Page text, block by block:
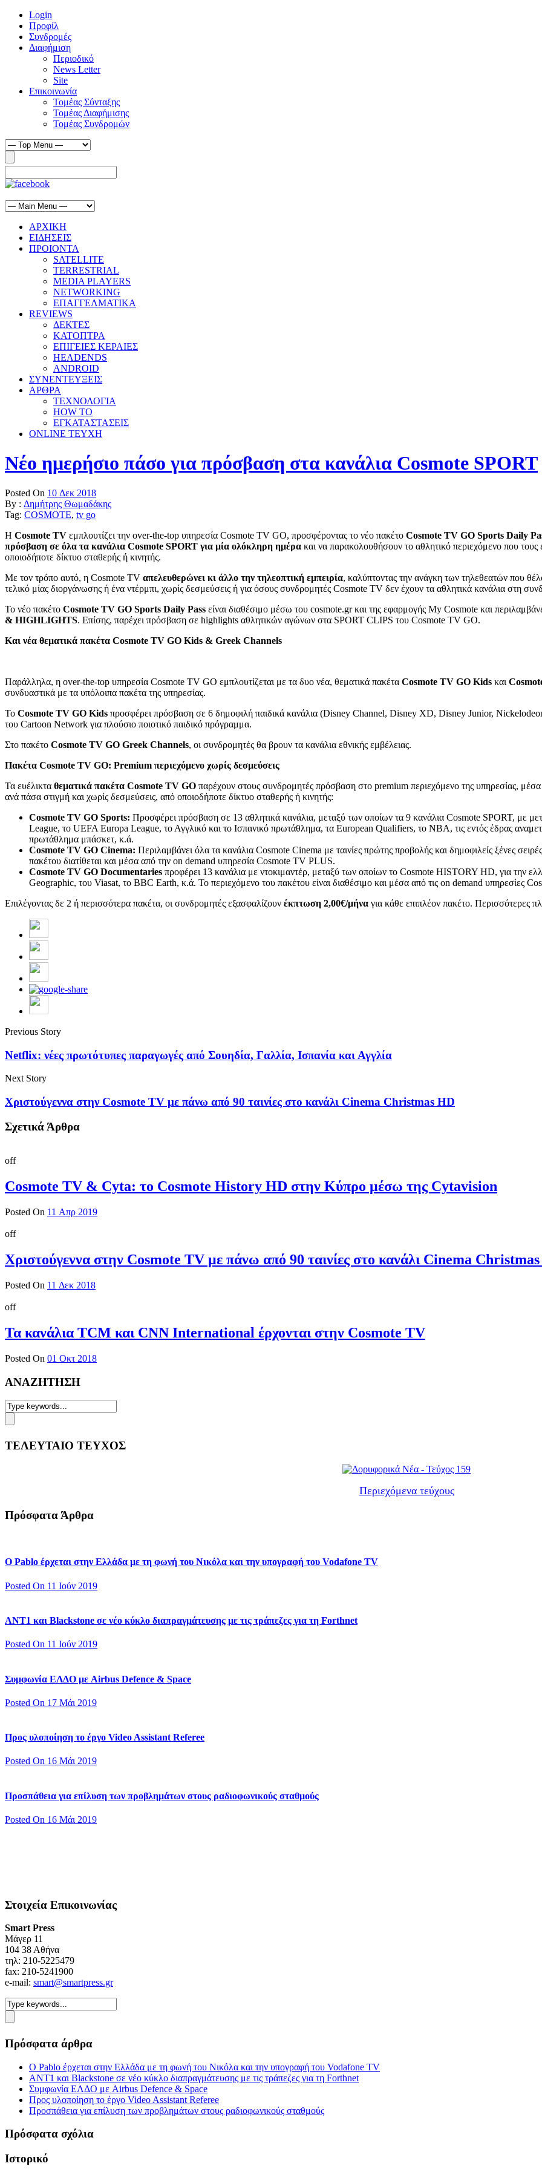
Login
Προφίλ
Συνδρομές
Διαφήμιση
Περιοδικό
News Letter
Site
Επικοινωνία
Τομέας Σύνταξης
Τομέας Διαφήμισης
Τομέας Συνδρομών
ΑΡΧΙΚΗ
ΕΙΔΗΣΕΙΣ
ΠΡΟΙΟΝΤΑ
SATELLITE
TERRESTRIAL
MEDIA PLAYERS
NETWORKING
ΕΠΑΓΓΕΛΜΑΤΙΚΑ
REVIEWS
ΔΕΚΤΕΣ
ΚΑΤΟΠΤΡΑ
ΕΠΙΓΕΙΕΣ ΚΕΡΑΙΕΣ
HEADENDS
ANDROID
ΣΥΝΕΝΤΕΥΞΕΙΣ
ΑΡΘΡΑ
ΤΕΧΝΟΛΟΓΙΑ
HOW TO
ΕΓΚΑΤΑΣΤΑΣΕΙΣ
ONLINE TEYXH
Νέο ημερήσιο πάσο για πρόσβαση στα κανάλια Cosmote SPORT
Posted On 10 Δεκ 2018
By : Δημήτρης Θωμαδάκης
Tag: COSMOTE, tv go
Η Cosmote TV εμπλουτίζει την over-the-top υπηρεσία Cosmote TV GO, προσφέροντας το νέο πακέτο Cosmote TV GO Sports Daily
πρόσβαση σε όλα τα κανάλια Cosmote SPORT για μία ολόκληρη ημέρα και να παρακολουθήσουν το αθλητικό περιεχόμενο που
οποιοδήποτε δίκτυο σταθερής ή κινητής.
Με τον τρόπο αυτό, η Cosmote TV απελευθερώνει κι άλλο την τηλεοπτική εμπειρία, καλύπτοντας την ανάγκη των τηλεθεατών που
τελικό μίας διοργάνωσης ή ένα ντέρμπι, χωρίς δεσμεύσεις ή για όσους συνδρομητές Cosmote TV δεν έχουν τα αθλητικά κανάλια στη
Το νέο πακέτο Cosmote TV GO Sports Daily Pass είναι διαθέσιμο μέσω του cosmote.gr και της εφαρμογής My Cosmote και
& HIGHLIGHTS. Επίσης, παρέχει πρόσβαση σε highlights αθλητικών αγώνων στα SPORT CLIPS του Cosmote TV GO.
Και νέα θεματικά πακέτα Cosmote TV GO Kids & Greek Channels
Παράλληλα, η over-the-top υπηρεσία Cosmote TV GO εμπλουτίζεται με τα δυο νέα, θεματικά πακέτα Cosmote TV GO Kids και
συνδυαστικά με τα υπόλοιπα πακέτα της υπηρεσίας.
Το Cosmote TV GO Kids προσφέρει πρόσβαση σε 6 δημοφιλή παιδικά κανάλια (Disney Channel, Disney XD, Disney Junior,
του Cartoon Network για πλούσιο ποιοτικό παιδικό πρόγραμμα.
Στο πακέτο Cosmote TV GO Greek Channels, οι συνδρομητές θα βρουν τα κανάλια εθνικής εμβέλειας.
Πακέτα Cosmote TV GO: Premium περιεχόμενο χωρίς δεσμεύσεις
Τα ευέλικτα θεματικά πακέτα Cosmote TV GO παρέχουν στους συνδρομητές πρόσβαση στο premium περιεχόμενο της υπηρεσίας,
ανά πάσα στιγμή και χωρίς δεσμεύσεις, από οποιοδήποτε δίκτυο σταθερής ή κινητής:
Cosmote TV GO Sports: Προσφέρει πρόσβαση σε 13 αθλητικά κανάλια, μεταξύ των οποίων τα 9 κανάλια Cosmote SPORT, με
League, το UEFA Europa League, το Αγγλικό και το Ισπανικό πρωτάθλημα, τα European Qualifiers, το NBA, τις εντός έδρας
πρωτάθλημα μπάσκετ, κ.ά.
Cosmote TV GO Cinema: Περιλαμβάνει όλα τα κανάλια Cosmote Cinema με ταινίες πρώτης προβολής και δημοφιλείς ξένες
πακέτου διατίθεται και μέσα από την on demand υπηρεσία Cosmote TV PLUS.
Cosmote TV GO Documentaries προφέρει 13 κανάλια με ντοκιμαντέρ, μεταξύ των οποίων το Cosmote HISTORY HD, για την
Geographic, του Viasat, το BBC Earth, κ.ά. Το περιεχόμενο του πακέτου είναι διαθέσιμο και μέσα από τις on demand υπηρεσίες
Επιλέγοντας δε 2 ή περισσότερα πακέτα, οι συνδρομητές εξασφαλίζουν έκπτωση 2,00€/μήνα για κάθε επιπλέον πακέτο. Περισσότερες
Previous Story
Netflix: νέες πρωτότυπες παραγωγές από Σουηδία, Γαλλία, Ισπανία και Αγγλία
Next Story
Χριστούγεννα στην Cosmote TV με πάνω από 90 ταινίες στο κανάλι Cinema Christmas HD
Σχετικά Άρθρα
off
Cosmote TV & Cyta: το Cosmote History HD στην Κύπρο μέσω της Cytavision
Posted On 11 Απρ 2019
off
Χριστούγεννα στην Cosmote TV με πάνω από 90 ταινίες στο κανάλι Cinema
Posted On 11 Δεκ 2018
off
Τα κανάλια TCM και CNN International έρχονται στην Cosmote TV
Posted On 01 Οκτ 2018
ΑΝΑΖΗΤΗΣΗ
ΤΕΛΕΥΤΑΙΟ ΤΕΥΧΟΣ
Περιεχόμενα τεύχους
Πρόσφατα Άρθρα
Ο Pablo έρχεται στην Ελλάδα με τη φωνή του Νικόλα και την υπογραφή του Vodafone TV
Posted On 11 Ιούν 2019
ΑΝΤ1 και Blackstone σε νέο κύκλο διαπραγμάτευσης με τις τράπεζες για τη Forthnet
Posted On 11 Ιούν 2019
Συμφωνία ΕΛΔΟ με Airbus Defence & Space
Posted On 17 Μάι 2019
Προς υλοποίηση το έργο Video Assistant Referee
Posted On 16 Μάι 2019
Προσπάθεια για επίλυση των προβλημάτων στους ραδιοφωνικούς σταθμούς
Posted On 16 Μάι 2019
Στοιχεία Επικοινωνίας
Smart Press
Mάγερ 11
104 38 Αθήνα
τηλ: 210-5225479
fax: 210-5241900
e-mail: smart@smartpress.gr
Πρόσφατα άρθρα
Ο Pablo έρχεται στην Ελλάδα με τη φωνή του Νικόλα και την υπογραφή του Vodafone TV
ΑΝΤ1 και Blackstone σε νέο κύκλο διαπραγμάτευσης με τις τράπεζες για τη Forthnet
Συμφωνία ΕΛΔΟ με Airbus Defence & Space
Προς υλοποίηση το έργο Video Assistant Referee
Προσπάθεια για επίλυση των προβλημάτων στους ραδιοφωνικούς σταθμούς
Πρόσφατα σχόλια
Ιστορικό